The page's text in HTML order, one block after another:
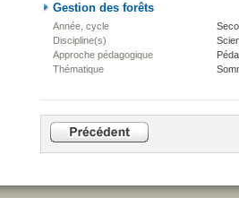
Gestion des forêts
Année, cycle
Discipline(s)
Approche pédagogique
Thématique